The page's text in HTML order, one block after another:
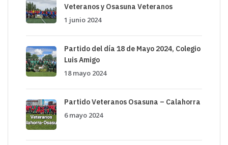
Veteranos y Osasuna Veteranos
1 junio 2024
Partido del día 18 de Mayo 2024, Colegio
Luis Amigo
18 mayo 2024
Partido Veteranos Osasuna – Calahorra
6 mayo 2024